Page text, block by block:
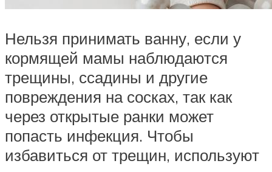
Нельзя принимать ванну, если у
кормящей мамы наблюдаются
трещины, ссадины и другие
повреждения на сосках, так как
через открытые ранки может
попасть инфекция. Чтобы
избавиться от трещин, используют